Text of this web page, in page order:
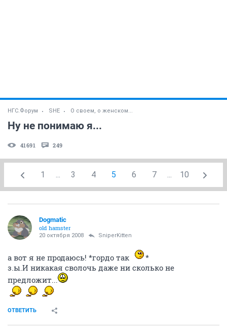
НГС.Форум SHE О своем, о женском...
Ну не понимаю я...
41691 249
1 ... 3 4 5 6 7 ... 10
Dogmatic
old hamster
20 октября 2008 SniperKitten
а вот я не продаюсь! *гордо так
*
з.ы.И никакая сволочь даже ни сколько не
предложит...
ОТВЕТИТЬ